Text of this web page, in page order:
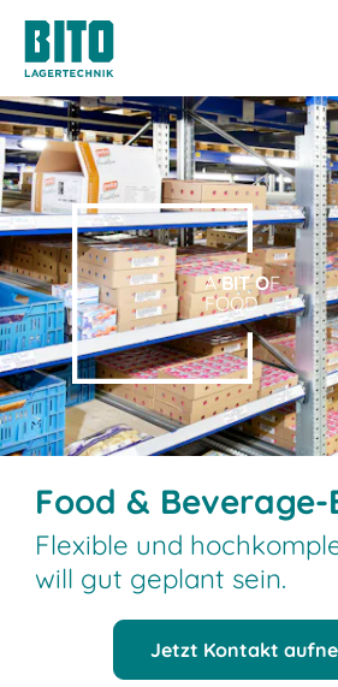
ABIT OF
FOOD.
Food &
Flexible und
will gut geplant sein.
Jetzt Kontakt